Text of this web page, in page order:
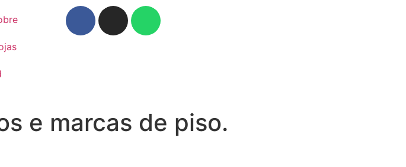
e marcas de piso.